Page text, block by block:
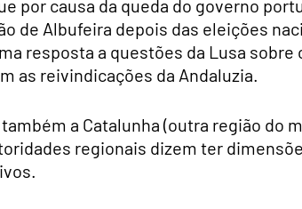
por causa da queda do governo
de Albufeira depois das eleições
resposta a questões da Lusa
as reivindicações da Andaluzia.
a Catalunha (outra região do
regionais dizem ter